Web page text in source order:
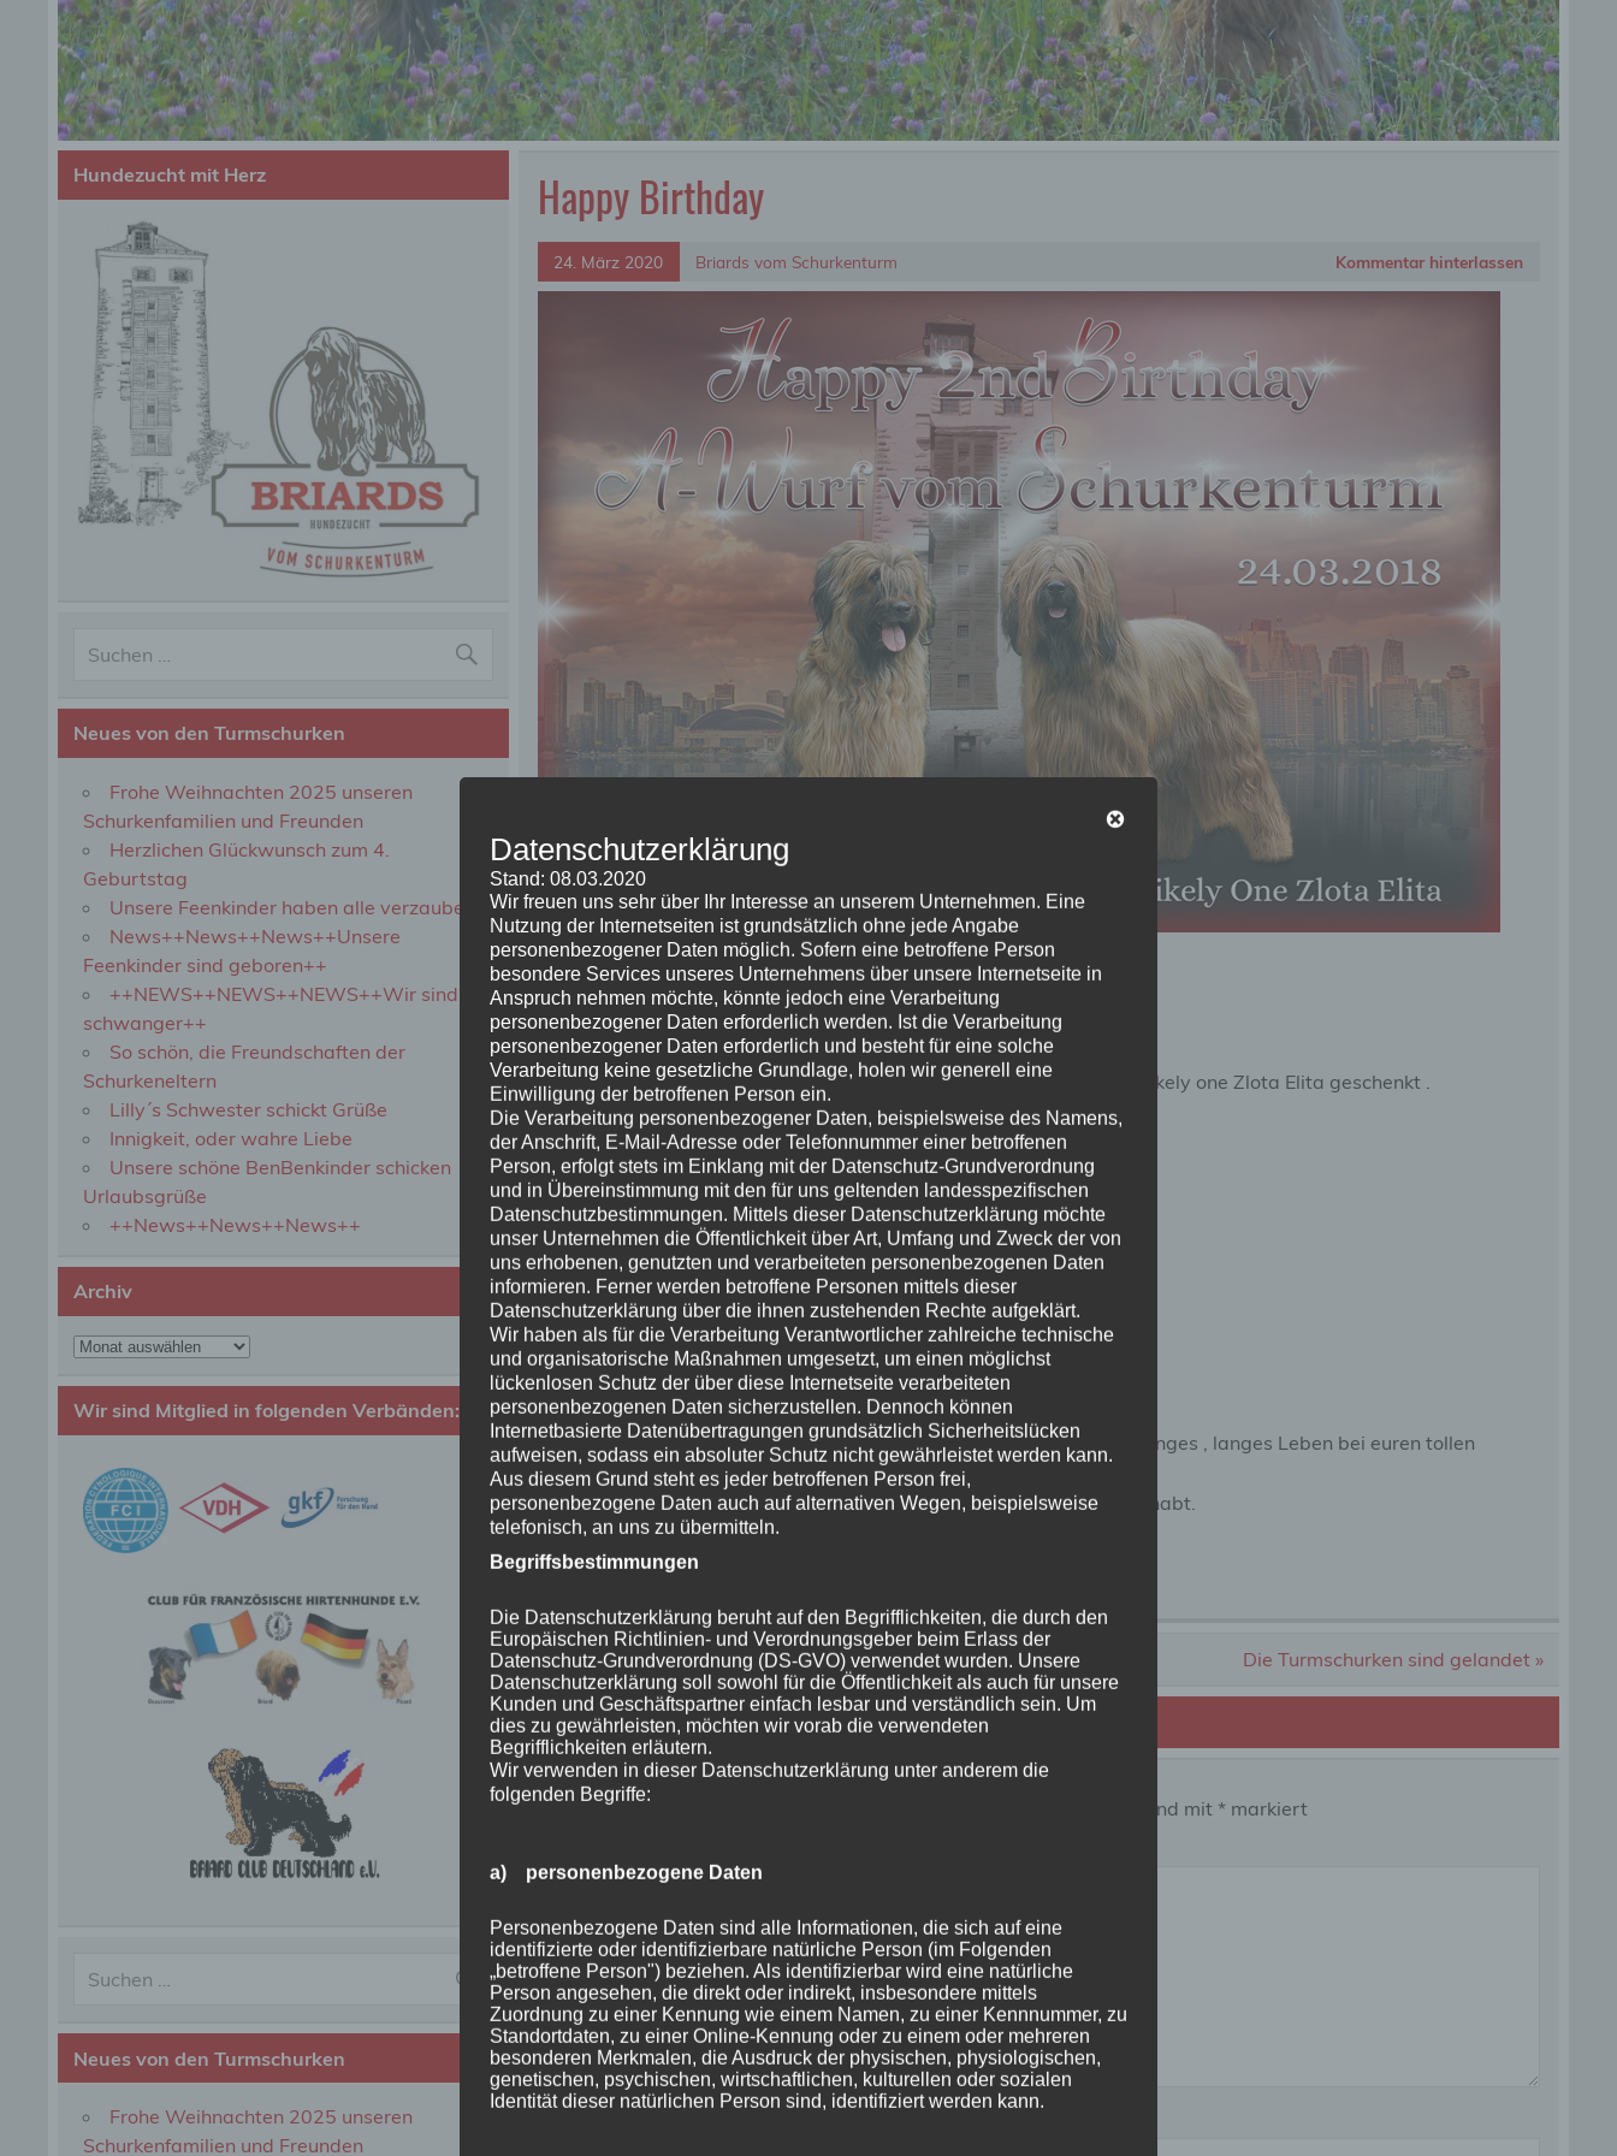
Happy Birthday
24. März 2020 Briards vom Schurkenturm Kommentar hinterlassen
Heute freuen wir uns auf den Geburtstag von unserem A Wurf!
Unsere Schurkies sind heute zwei Jahre alt.
Wie die Zeit vergeht.
5 Mädels und 4 stramme Jungs haben uns Lia entre les mers und Unlikely one Zlota Elita geschenkt .
Herzlichen Glückwunsch , ihr lieben Schurkies
Azzurro ( Bruno )
Andor – Ayk
Amar – Anton
Anil
Alina ( Penny )
Aveline ( Ambra )
Avril – Grace
Angelique – Amy
Annabelle ( Rosalie)
Wir wünschen euch einen tollen Tag ,ganz viele Geschenke und ein langes , langes Leben bei euren tollen
Menschen .
Vielen Dank ,dass ihr unsere Schurkies zu so tollen Hunden gemacht habt.
Die Singers sind auf jeden einzelnen von euch Mega Stolz!
Beitragsnavigation
« Unsere werdende Mama Die Turmschurken sind gelandet »
Schreibe einen Kommentar
Deine E-Mail-Adresse wird nicht veröffentlicht. Erforderliche Felder sind mit *markiert
Hundezucht mit Herz
Neues von den Turmschurken
Frohe Weihnachten 2025 unseren
Schurkenfamilien und Freunden
Herzlichen Glückwunsch zum 4.
Geburtstag
Unsere Feenkinder haben alle verzaubert
News++News++News++Unsere
Feenkinder sind geboren++
++NEWS++NEWS++NEWS++Wir sind
schwanger++
So schön, die Freundschaften der
Schurkeneltern
Lilly´s Schwester schickt Grüße
Innigkeit, oder wahre Liebe
Unsere schöne BenBenkinder schicken
Urlaubsgrüße
++News++News++News++
Archiv
Archiv
Wir sind Mitglied in folgenden Verbänden:
Neues von den Turmschurken
Frohe Weihnachten 2025 unseren
Schurkenfamilien und Freunden
Datenschutzerklärung
Stand: 08.03.2020
Wir freuen uns sehr über Ihr Interesse an unserem Unternehmen. Eine
Nutzung der Internetseiten ist grundsätzlich ohne jede Angabe
personenbezogener Daten möglich. Sofern eine betroffene Person
besondere Services unseres Unternehmens über unsere Internetseite in
Anspruch nehmen möchte, könnte jedoch eine Verarbeitung
personenbezogener Daten erforderlich werden. Ist die Verarbeitung
personenbezogener Daten erforderlich und besteht für eine solche
Verarbeitung keine gesetzliche Grundlage, holen wir generell eine
Einwilligung der betroffenen Person ein.
Die Verarbeitung personenbezogener Daten, beispielsweise des Namens,
der Anschrift, E-Mail-Adresse oder Telefonnummer einer betroffenen
Person, erfolgt stets im Einklang mit der Datenschutz-Grundverordnung
und in Übereinstimmung mit den für uns geltenden landesspezifischen
Datenschutzbestimmungen. Mittels dieser Datenschutzerklärung möchte
unser Unternehmen die Öffentlichkeit über Art, Umfang und Zweck der von
uns erhobenen, genutzten und verarbeiteten personenbezogenen Daten
informieren. Ferner werden betroffene Personen mittels dieser
Datenschutzerklärung über die ihnen zustehenden Rechte aufgeklärt.
Wir haben als für die Verarbeitung Verantwortlicher zahlreiche technische
und organisatorische Maßnahmen umgesetzt, um einen möglichst
lückenlosen Schutz der über diese Internetseite verarbeiteten
personenbezogenen Daten sicherzustellen. Dennoch können
Internetbasierte Datenübertragungen grundsätzlich Sicherheitslücken
aufweisen, sodass ein absoluter Schutz nicht gewährleistet werden kann.
Aus diesem Grund steht es jeder betroffenen Person frei,
personenbezogene Daten auch auf alternativen Wegen, beispielsweise
telefonisch, an uns zu übermitteln.
Begriffsbestimmungen
Die Datenschutzerklärung beruht auf den Begrifflichkeiten, die durch den
Europäischen Richtlinien- und Verordnungsgeber beim Erlass der
Datenschutz-Grundverordnung (DS-GVO) verwendet wurden. Unsere
Datenschutzerklärung soll sowohl für die Öffentlichkeit als auch für unsere
Kunden und Geschäftspartner einfach lesbar und verständlich sein. Um
dies zu gewährleisten, möchten wir vorab die verwendeten
Begrifflichkeiten erläutern.
Wir verwenden in dieser Datenschutzerklärung unter anderem die
folgenden Begriffe:
a) personenbezogene Daten
Personenbezogene Daten sind alle Informationen, die sich auf eine
identifizierte oder identifizierbare natürliche Person (im Folgenden
„betroffene Person") beziehen. Als identifizierbar wird eine natürliche
Person angesehen, die direkt oder indirekt, insbesondere mittels
Zuordnung zu einer Kennung wie einem Namen, zu einer Kennnummer, zu
Standortdaten, zu einer Online-Kennung oder zu einem oder mehreren
besonderen Merkmalen, die Ausdruck der physischen, physiologischen,
genetischen, psychischen, wirtschaftlichen, kulturellen oder sozialen
Identität dieser natürlichen Person sind, identifiziert werden kann.